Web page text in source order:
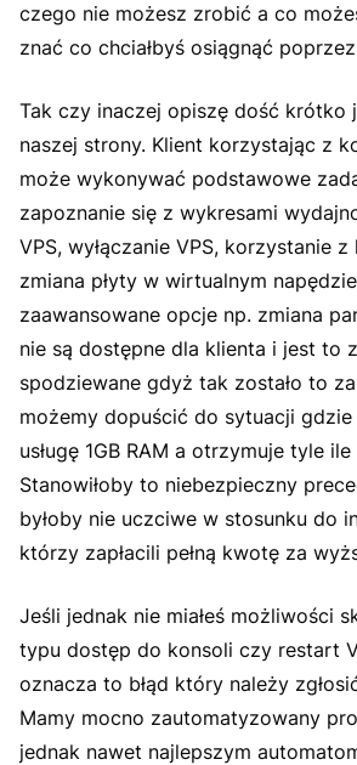
czego nie możesz zrobić a co
znać co chciałbyś osiągnąć
Tak czy inaczej opiszę dość krótko
naszej strony. Klient korzystając z
może wykonywać podstawowe
zapoznanie się z wykresami
VPS, wyłączanie VPS, korzystanie
zmiana płyty w wirtualnym
zaawansowane opcje np. zmiana
nie są dostępne dla klienta i jest to
spodziewane gdyż tak zostało to
możemy dopuścić do sytuacji gdzie
usługę 1GB RAM a otrzymuje tyle
Stanowiłoby to niebezpieczny
byłoby nie uczciwe w stosunku do
którzy zapłacili pełną kwotę za
Jeśli jednak nie miałeś możliwości
typu dostęp do konsoli czy restart
oznacza to błąd który należy
Mamy mocno zautomatyzowany
jednak nawet najlepszym